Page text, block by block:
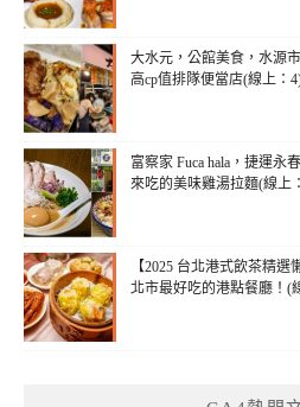
大水元，公館美食，水源
高cp值排隊便當店(線上：
富察家 Fuca hala，捷運永
來吃的美味雞湯拉麵(線上
【2025 台北港式飲茶精
北市最好吃的港點餐廳！(